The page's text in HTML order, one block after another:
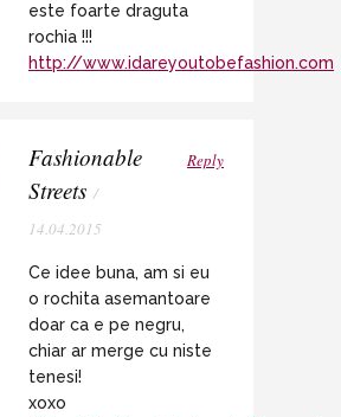
este foarte draguta
rochia !!!
http://www.idareyoutobefashion.com
Fashionable
Streets /
14.04.2015
Reply
Ce idee buna, am si eu
o rochita asemantoare
doar ca e pe negru,
chiar ar merge cu niste
tenesi!
xoxo